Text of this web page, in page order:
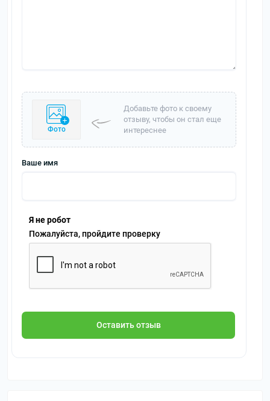
Фото
Добавьте фото к своему
отзыву, чтобы он стал еще
интереснее
Ваше имя
Я не робот
Пожалуйста, пройдите проверку
Оставить отзыв